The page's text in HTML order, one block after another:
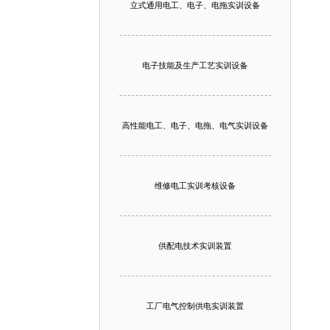
立式通用电工、电子、电拖实训设备
电子技能及生产工艺实训设备
高性能电工、电子、电拖、电气实训设备
维修电工实训考核设备
供配电技术实训装置
工厂电气控制供电实训装置